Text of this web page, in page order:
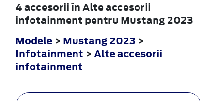
4 accesorii în Alte accesorii
infotainment pentru Mustang 2023
Modele > Mustang 2023 >
Infotainment > Alte accesorii
infotainment